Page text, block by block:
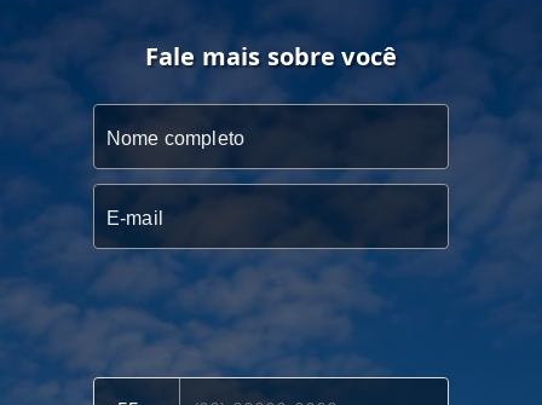
Fale mais sobre você